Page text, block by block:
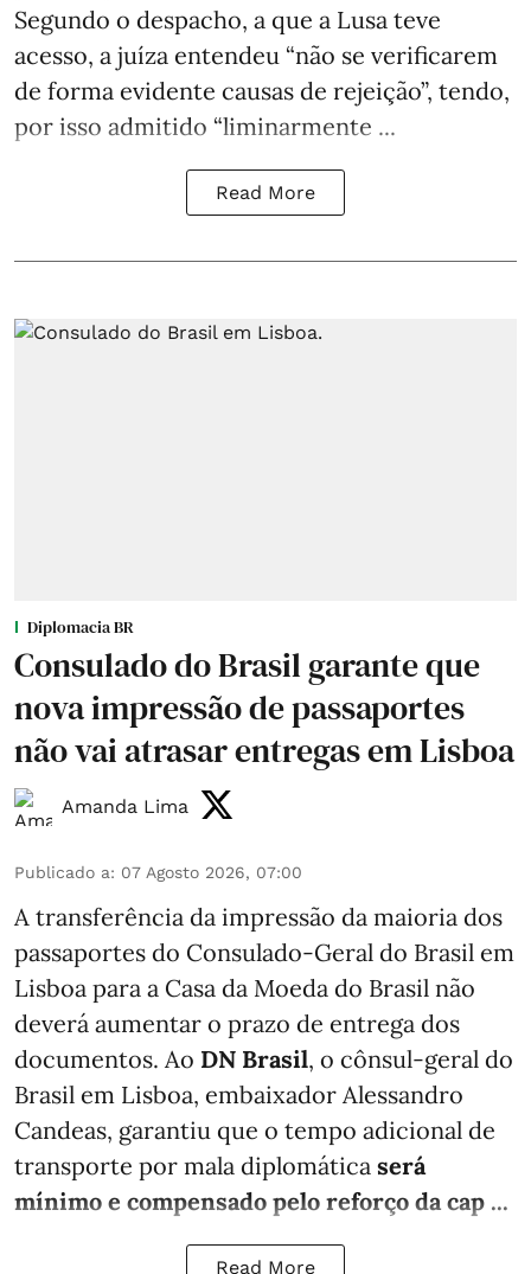
Segundo o despacho, a que a Lusa teve
acesso, a juíza entendeu “não se verificarem
de forma evidente causas de rejeição”, tendo,
por isso admitido “liminarmente ...
Read More
Diplomacia BR
Consulado do Brasil garante que
nova impressão de passaportes
não vai atrasar entregas em Lisboa
Amanda Lima
Publicado a: 07 Agosto 2026, 07:00
A transferência da impressão da maioria dos
passaportes do Consulado-Geral do Brasil em
Lisboa para a Casa da Moeda do Brasil não
deverá aumentar o prazo de entrega dos
documentos. Ao DN Brasil, o cônsul-geral do
Brasil em Lisboa, embaixador Alessandro
Candeas, garantiu que o tempo adicional de
transporte por mala diplomática será
mínimo e compensado pelo reforço da cap ...
Read More